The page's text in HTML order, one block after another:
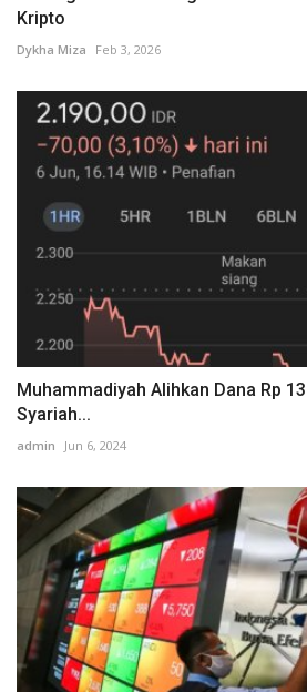
Kripto
Dykha Miza Feb 3, 2026
Muhammadiyah Alihkan Dana Rp
Syariah...
admin Jun 6, 2024